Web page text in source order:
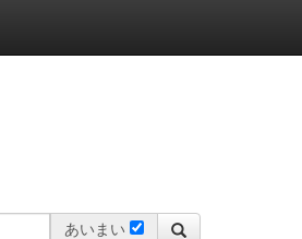
あいまい